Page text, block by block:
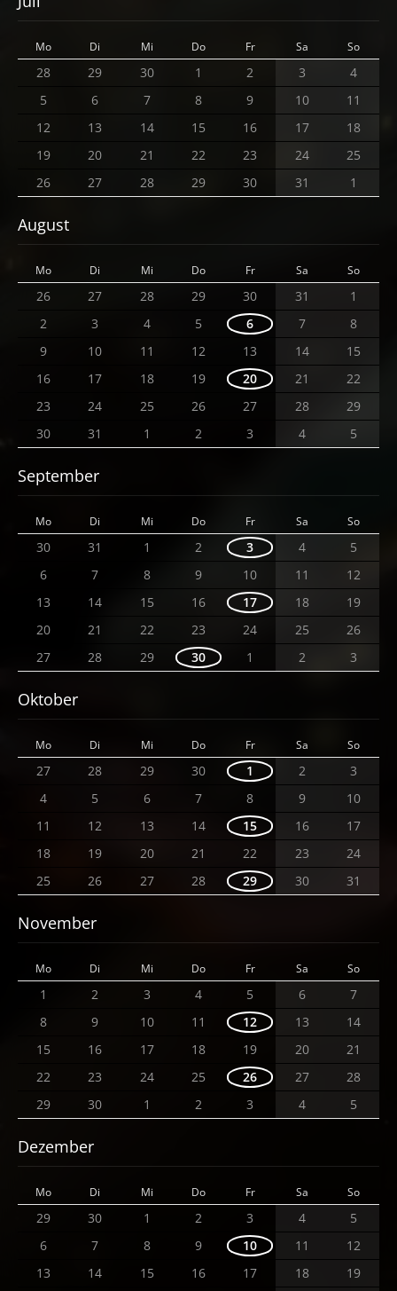
Mo Di Mi Do Fr Sa So
28 29 30 1 2 3
4
5
6 7 8 9 10
11
12
13 14 15 16 17
18
19
20 21 22 23 24
25
26
27 28 29 30 31 1
August
Mo Di Mi Do Fr Sa So
26 27 28 29 30 31
1
2
3 4 5 6 7
8
9
10 11 12 13 14
15
16
17 18 19 20 21
22
23
24 25 26 27 28
29
30
31 1 2 3 4 5
September
Mo Di Mi Do Fr Sa So
30 31 1 2 3 4
5
6
7 8 9 10 11
12
13
14 15 16 17 18
19
20
21 22 23 24 25
26
27
28 29 30 1 2 3
Oktober
Mo Di Mi Do Fr Sa So
27 28 29 30 1 2
3
4
5 6 7 8 9
10
11
12 13 14 15 16
17
18
19 20 21 22 23
24
25
26 27 28 29 30 31
November
Mo Di Mi Do Fr Sa So
1 2 3 4 5 6
7
8
9 10 11 12 13
14
15
16 17 18 19 20
21
22
23 24 25 26 27
28
29
30 1 2 3 4 5
Dezember
Mo Di Mi Do Fr Sa So
29 30 1 2 3 4
5
6
7 8 9 10 11
12
13
14 15 16 17 18
19